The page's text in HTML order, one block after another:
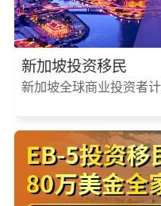
新加坡投资移民